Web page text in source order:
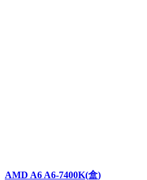
AMD A6 A6-7400K(盒)